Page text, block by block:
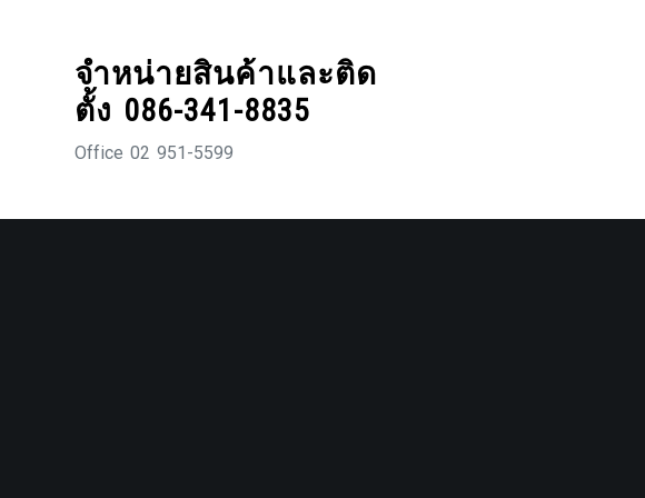
จำหน่ายสินค้าและติด
ตั้ง 086-341-8835
Office 02 951-5599